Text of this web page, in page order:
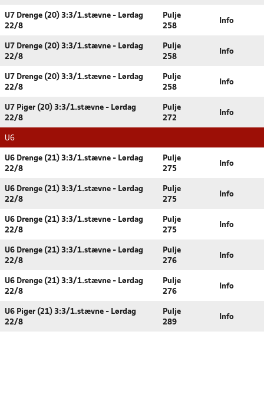
U7 Drenge (20) 3:3/1.stævne - Lørdag
22/8
Pulje
258
Info
U7 Drenge (20) 3:3/1.stævne - Lørdag
22/8
Pulje
258
Info
U7 Drenge (20) 3:3/1.stævne - Lørdag
22/8
Pulje
258
Info
U7 Piger (20) 3:3/1.stævne - Lørdag
22/8
Pulje
272
Info
U6
U6 Drenge (21) 3:3/1.stævne - Lørdag
22/8
Pulje
275
Info
U6 Drenge (21) 3:3/1.stævne - Lørdag
22/8
Pulje
275
Info
U6 Drenge (21) 3:3/1.stævne - Lørdag
22/8
Pulje
275
Info
U6 Drenge (21) 3:3/1.stævne - Lørdag
22/8
Pulje
276
Info
U6 Drenge (21) 3:3/1.stævne - Lørdag
22/8
Pulje
276
Info
U6 Piger (21) 3:3/1.stævne - Lørdag
22/8
Pulje
289
Info